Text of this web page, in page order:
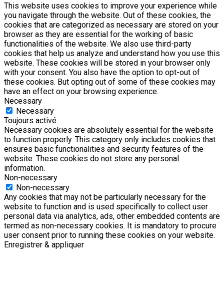
This website uses cookies to improve your experience while
you navigate through the website. Out of these cookies, the
cookies that are categorized as necessary are stored on your
browser as they are essential for the working of basic
functionalities of the website. We also use third-party
cookies that help us analyze and understand how you use this
website. These cookies will be stored in your browser only
with your consent. You also have the option to opt-out of
these cookies. But opting out of some of these cookies may
have an effect on your browsing experience.
Necessary
Necessary
Toujours activé
Necessary cookies are absolutely essential for the website
to function properly. This category only includes cookies that
ensures basic functionalities and security features of the
website. These cookies do not store any personal
information.
Non-necessary
Non-necessary
Any cookies that may not be particularly necessary for the
website to function and is used specifically to collect user
personal data via analytics, ads, other embedded contents are
termed as non-necessary cookies. It is mandatory to procure
user consent prior to running these cookies on your website.
Enregistrer & appliquer